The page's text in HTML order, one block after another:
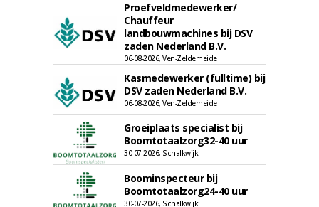
Proefveldmedewerker/
Chauffeur
landbouwmachines bij DSV
zaden Nederland B.V.
06-08-2026, Ven-Zelderheide
Kasmedewerker (fulltime) bij
DSV zaden Nederland B.V.
06-08-2026, Ven-Zelderheide
Groeiplaats specialist bij
Boomtotaalzorg32-40 uur
30-07-2026, Schalkwijk
Boominspecteur bij
Boomtotaalzorg24-40 uur
30-07-2026, Schalkwijk